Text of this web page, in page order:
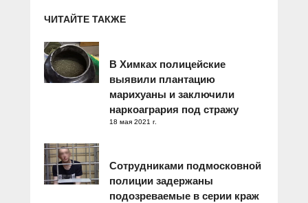
ЧИТАЙТЕ ТАКЖЕ
В Химках полицейские
выявили плантацию
марихуаны и заключили
наркоагрария под стражу
18 мая 2021 г.
Сотрудниками подмосковной
полиции задержаны
подозреваемые в серии краж